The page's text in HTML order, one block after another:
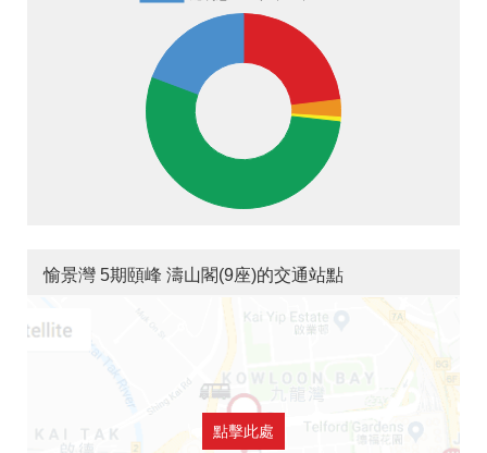
愉景灣 5期頤峰 濤山閣(9座)的交通站點
點擊此處